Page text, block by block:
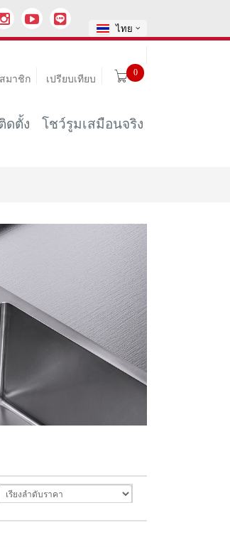
ไทย
มาชิก เปรียบเทียบ
0
ดตั้ง
โชว์รูมเสมือนจริง